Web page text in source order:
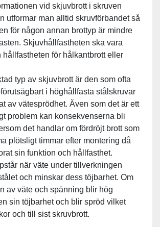
vid skjuvbrott i skruven
utformar man alltid skruvförbandet så
för någon annan brottyp är mindre
Skjuvhållfastheten ska vara
hållfastheten för hålkantbrott eller
typ av skjuvbrott är den som ofta
i höghållfasta stålskruvar
av vätesprödhet. Även som det är ett
problem kan konsekvenserna bli
det handlar om fördröjt brott som
plötsligt timmar efter montering då
sin funktion och hållfasthet.
när väte under tillverkningen
och minskar dess töjbarhet. Om
av väte och spänning blir hög
sin töjbarhet och blir spröd vilket
och till sist skruvbrott.